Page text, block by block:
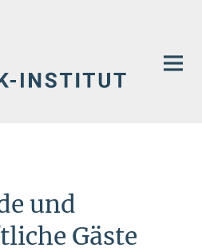
und
Gäste